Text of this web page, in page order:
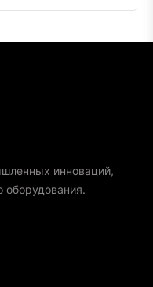
инноваций,
оборудования.